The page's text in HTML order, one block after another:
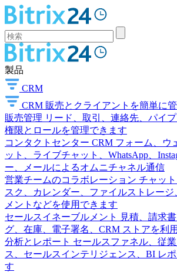
製品
CRM
CRM 販売とクライアントを簡単に
販売管理 リード、取引、連絡先、パイ
権限とロールを管理できます
コンタクトセンター CRM フォーム、ウ
ット、ライブチャット、WhatsApp、
ー、メールによるオムニチャネル通信
営業チームのコラボレーション チャッ
スク、カレンダー、ファイルストレージ
メントなどを使用できます
セールスイネーブルメント
見積、請求
グ、在庫、電子署名、CRM ストアを利
分析とレポート セールスファネル、従
ス、セールスインテリジェンス、BI レ
す